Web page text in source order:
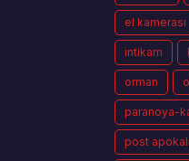
el kamerası
intikam
orman
paranoya-
post